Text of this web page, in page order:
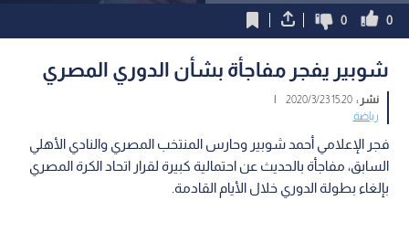
0
0
شوبير يفجر مفاجأة بشأن الدوري المصري
نشر :15:20 2020/3/23
|
رياضة
فجر الإعلامي أحمد شوبير وحارس المنتخب المصري والنادي الأهلي
السابق، مفاجأة بالحديث عن احتمالية كبيرة لقرار اتحاد الكرة المصري
بإلغاء بطولة الدوري خلال الأيام القادمة.